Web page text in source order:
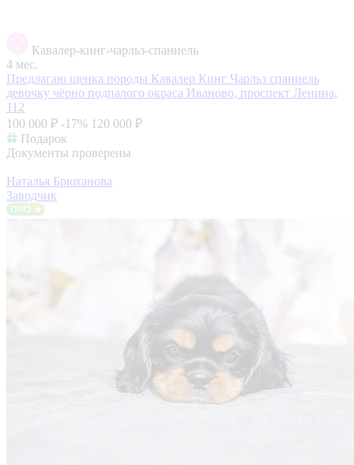
Кавалер-кинг-чарльз-спаниель
4 мес.
Предлагаю щенка породы Кавалер Кинг Чарльз спаниель
девочку чёрно подпалого окраса Иваново, проспект Ленина,
112
100 000 ₽ -17% 120 000 ₽
Подарок
Документы проверены
Наталья Брюханова
Заводчик